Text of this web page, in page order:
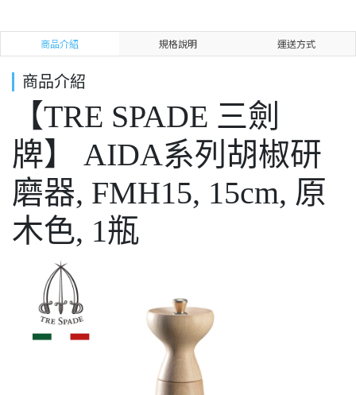
商品介紹 規格說明 運送方式
商品介紹
【TRE SPADE 三劍
牌】 AIDA系列胡椒研
磨器, FMH15, 15cm, 原
木色, 1瓶